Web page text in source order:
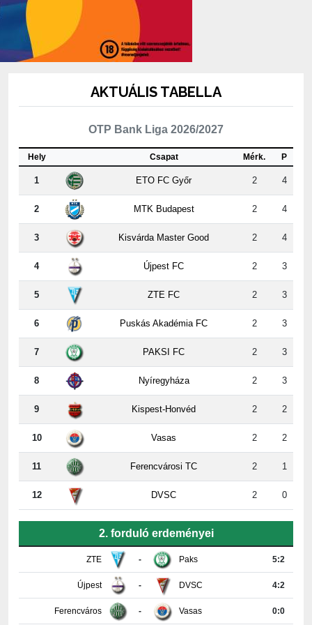
AKTUÁLIS TABELLA
OTP Bank Liga 2026/2027
Hely Csapat Mérk. P
1 ETO FC Győr 2 4
2 MTK Budapest 2 4
3 Kisvárda Master Good 2 4
4 Újpest FC 2 3
5 ZTE FC 2 3
6 Puskás Akadémia FC 2 3
7 PAKSI FC 2 3
8 Nyíregyháza 2 3
9 Kispest-Honvéd 2 2
10 Vasas 2 2
11 Ferencvárosi TC 2 1
12 DVSC 2 0
2. forduló erdeményei
ZTE - Paks 5:2
Újpest - DVSC 4:2
Ferencváros - Vasas 0:0